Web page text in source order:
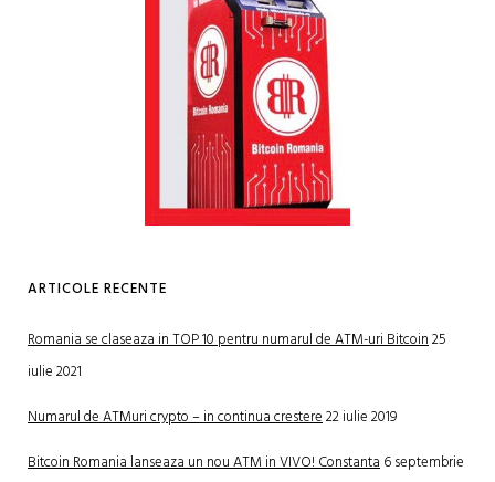
ARTICOLE RECENTE
Romania se claseaza in TOP 10 pentru numarul de ATM-uri Bitcoin25
iulie 2021
Numarul de ATMuri crypto – in continua crestere22 iulie 2019
Bitcoin Romania lanseaza un nou ATM in VIVO! Constanta6 septembrie